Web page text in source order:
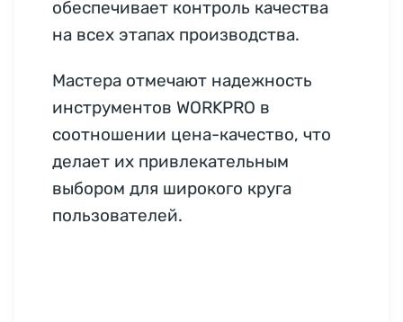
обеспечивает контроль качества
на всех этапах производства.
Мастера отмечают надежность
инструментов WORKPRO в
соотношении цена-качество, что
делает их привлекательным
выбором для широкого круга
пользователей.